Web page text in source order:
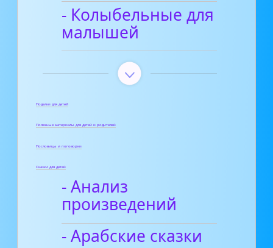
- Колыбельные для
малышей
Поделки для детей
Полезные материалы для детей и родителей
Пословицы и поговорки
Сказки для детей
- Анализ
произведений
- Арабские сказки